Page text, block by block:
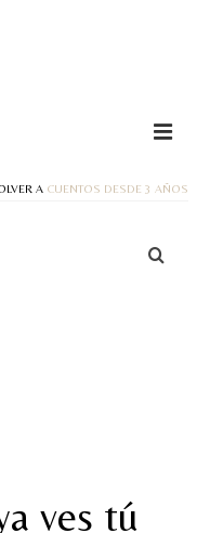
A CUENTOS DESDE 3 AÑOS
ves tú